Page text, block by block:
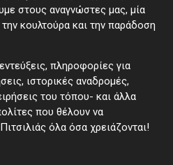
στους αναγνώστες μας, μία
κουλτούρα και την παράδοση
πληροφορίες για
ιστορικές αναδρομές,
του τόπου- και άλλα
που θέλουν να
όλα όσα χρειάζονται!